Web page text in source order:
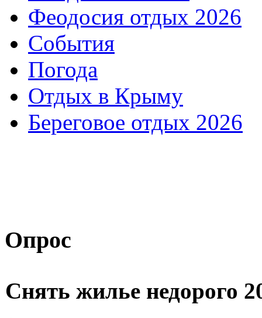
Феодосия отдых 2026
События
Погода
Отдых в Крыму
Береговое отдых 2026
Опрос
Снять жилье недорого